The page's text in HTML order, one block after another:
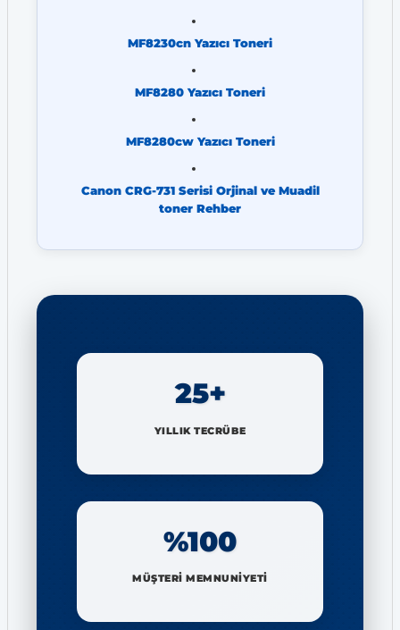
MF8230cn Yazıcı Toneri
MF8280 Yazıcı Toneri
MF8280cw Yazıcı Toneri
Canon CRG-731 Serisi Orjinal ve Muadil
toner Rehber
25+
YILLIK TECRÜBE
%100
MÜŞTERİ MEMNUNİYETİ